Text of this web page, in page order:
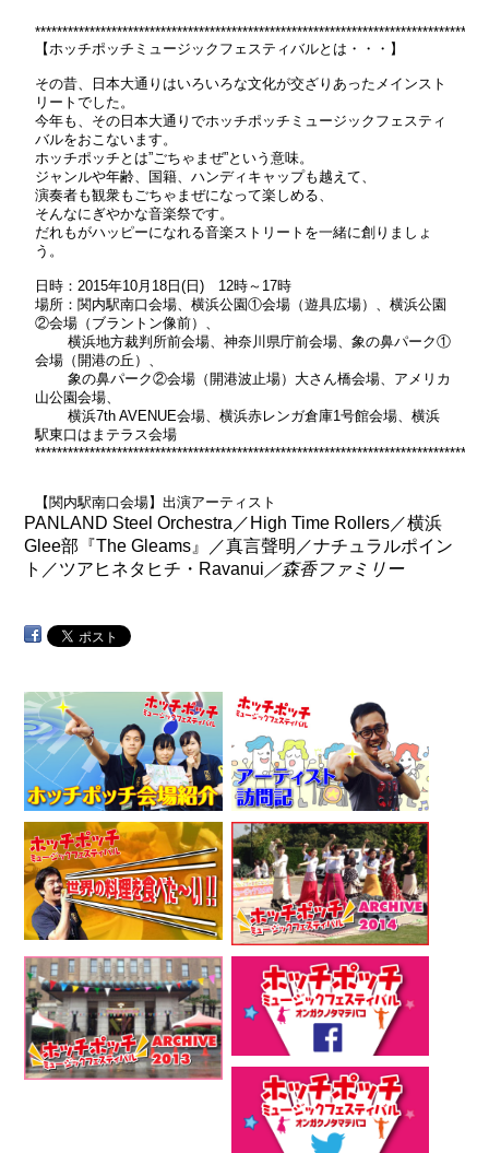
【ホッチポッチミュージックフェスティバルとは・・・】
その昔、日本大通りはいろいろな文化が交ざりあったメインスト
リートでした。
今年も、その日本大通りでホッチポッチミュージックフェスティ
バルをおこないます。
ホッチポッチとは”ごちゃまぜ”という意味。
ジャンルや年齢、国籍、ハンディキャップも越えて、
演奏者も観衆もごちゃまぜになって楽しめる、
そんなにぎやかな音楽祭です。
だれもがハッピーになれる音楽ストリートを一緒に創りましょ
う。
日時：2015年10月18日(日) 12時～17時
場所：関内駅南口会場、横浜公園①会場（遊具広場）、横浜公園
②会場（ブラントン像前）、
横浜地方裁判所前会場、神奈川県庁前会場、象の鼻パーク①
会場（開港の丘）、
象の鼻パーク②会場（開港波止場）大さん橋会場、アメリカ
山公園会場、
横浜7th AVENUE会場、横浜赤レンガ倉庫1号館会場、横浜
駅東口はまテラス会場
【関内駅南口会場】出演アーティスト
PANLAND Steel Orchestra／High Time Rollers／横浜
Glee部『The Gleams』／真言聲明／ナチュラルポイン
ト／ツアヒネタヒチ・Ravanui ／森香ファミリー